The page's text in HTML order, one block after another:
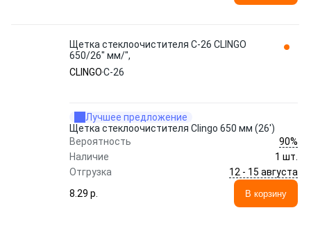
Щетка стеклоочистителя C-26 CLINGO
650/26" мм/",
CLINGOC-26
Лучшее предложение
Щетка стеклоочистителя Clingo 650 мм (26')
Вероятность
90%
Наличие
1 шт.
Отгрузка
12 - 15 августа
8.29 p.
В корзину